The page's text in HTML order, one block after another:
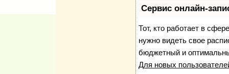
Сервис онлайн-
Тот, кто работает в
нужно видеть свое
бюджетный и
Для новых